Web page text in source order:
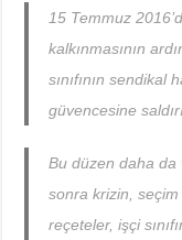
15 Temmuz
kalkınmasının
sınıfının sendikal
güvencesine
Bu düzen daha da
sonra krizin,
reçeteler, işçi